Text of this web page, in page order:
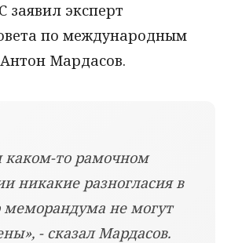
заявил эксперт
по международным
Мардасов.
каком-то рамочном
никакие разногласия в
меморандума не могут
- сказал Мардасов.